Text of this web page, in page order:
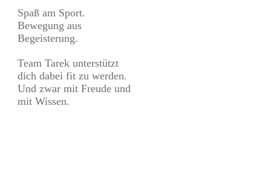
Spaß am Sport.
Bewegung aus
Begeisterung.
Team Tarek unterstützt
dich dabei fit zu werden.
Und zwar mit Freude und
mit Wissen.